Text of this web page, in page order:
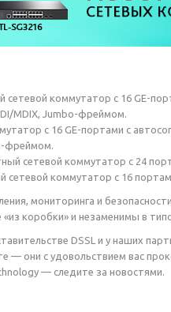
коммутатор с 16 GE-
MDIX, Jumbo-фреймом.
с 16 GE-портами с
фреймом.
сетевой коммутатор с 24
коммутатор с 16
мониторинга и
коробки» и незаменимы в
DSSL и у наших
— они с удовольствием вас
— следите за новостями.